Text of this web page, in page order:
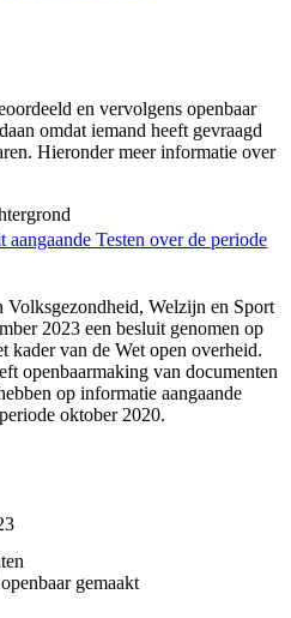
en vervolgens openbaar
omdat iemand heeft gevraagd
Hieronder meer informatie over
aangaande Testen over de periode
Volksgezondheid, Welzijn en Sport
2023 een besluit genomen op
kader van de Wet open overheid.
openbaarmaking van documenten
op informatie aangaande
oktober 2020.
gemaakt